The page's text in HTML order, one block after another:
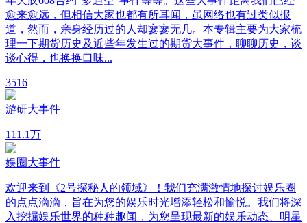
愈来愈远，但相信大家也都有所耳闻，虽网络也有过类似报
道，然而，亲身经历过的人却寥寥无几。本专辑主要为大家梳
理一下期货历史及近些年发生过的期货大事件，聊聊历史，谈
谈心得，也换换口味...
3516
游研大事件
11 1.1万
娱圈大事件
欢迎来到《2号探秘人的领域》！我们充满激情地探讨娱乐圈
的点点滴滴，旨在为您的娱乐时光增添轻松和愉悦。我们将深
入挖掘娱乐世界的种种趣闻，为您呈现最新的娱乐动态、明星